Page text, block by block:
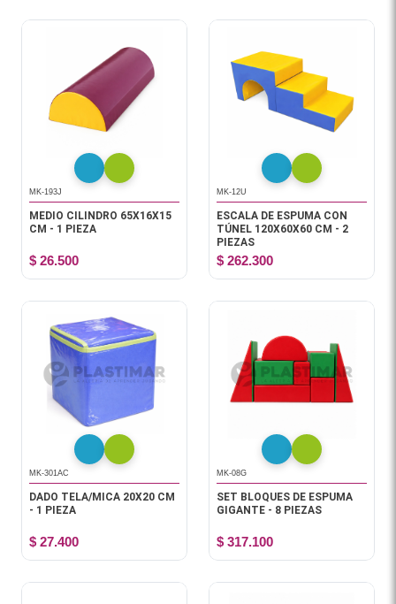
MK-193J
MEDIO CILINDRO 65X16X15
CM - 1 PIEZA
$ 26.500
MK-12U
ESCALA DE ESPUMA CON
TÚNEL 120X60X60 CM - 2
PIEZAS
$ 262.300
MK-301AC
DADO TELA/MICA 20X20 CM
- 1 PIEZA
$ 27.400
MK-08G
SET BLOQUES DE ESPUMA
GIGANTE - 8 PIEZAS
$ 317.100